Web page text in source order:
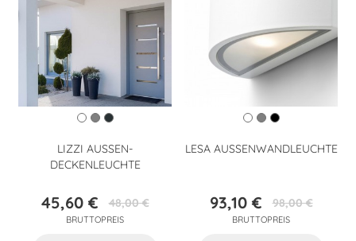
LIZZI AUSSEN-D
ECKENLEUCHTE
Preis
45,60 €Verkaufspreis
48,00 €
BRUTTOPREIS
LESA AUSSENWANDLEUCHTE
Preis
93,10 €Verkaufspreis
98,00 €
BRUTTOPREIS